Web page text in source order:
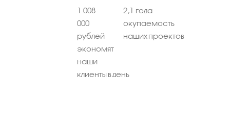
1 008
000
рублей
экономят
наши
клиенты в день
2,1 года
окупаемость
наших проектов